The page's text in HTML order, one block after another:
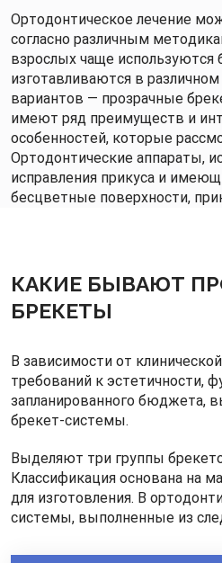
Ортодонтическое лечение
согласно различным
взрослых чаще
изготавливаются в
вариантов — прозрачные
имеют ряд преимуществ и
особенностей, которые
Ортодонтические аппараты,
исправления прикуса и
бесцветные поверхности,
металлических элементов.
В ортодонтии применяются
элайнеры, но принцип
Поэтому эти аппараты не
совершенно разные. Они
используются для
ретенционный период, когда
Прозрачные брекеты —
эстетичных устройств для
имеют несколько
совместно с ортодонтом
конструктивные отличия в
КАКИЕ БЫВАЮТ
БРЕКЕТЫ
В зависимости от
требований к эстетичности,
запланированного бюджета,
брекет-системы.
Выделяют три группы
Классификация основана на
для изготовления. В
системы, выполненные из